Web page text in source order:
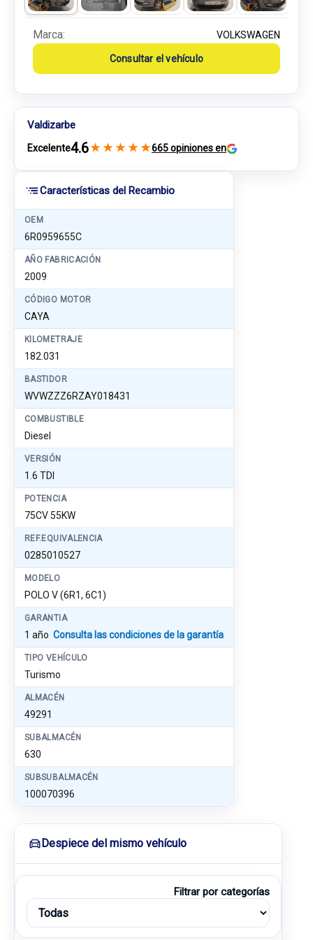
Características del Recambio
OEM
6R0959655C
AÑO FABRICACIÓN
2009
CÓDIGO MOTOR
CAYA
KILOMETRAJE
182.031
BASTIDOR
WVWZZZ6RZAY018431
COMBUSTIBLE
Diesel
VERSIÓN
1.6 TDI
POTENCIA
75CV 55KW
REF.EQUIVALENCIA
0285010527
MODELO
POLO V (6R1, 6C1)
GARANTIA
1 año Consulta las condiciones de la garantía
TIPO VEHÍCULO
Turismo
ALMACÉN
49291
SUBALMACÉN
630
SUBSUBALMACÉN
100070396
Marca: VOLKSWAGEN
Consultar el vehículo
Valdizarbe
Excelente4.6★ ★ ★ ★ ★665 opiniones en
Despiece del mismo vehículo
Filtrar por categorías